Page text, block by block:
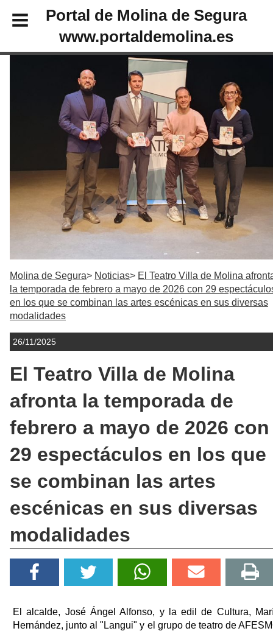
Portal de Molina de Segura
www.portaldemolina.es
Molina de Segura Noticias
El Teatro Villa de Molina
la temporada de febrero a mayo de 2026 con 29
en los que se combinan las artes escénicas en sus diversas
modalidades
26/11/2025
El Teatro Villa de Molina
afronta la temporada de
febrero a mayo de 2026 con
29 espectáculos en los que
se combinan las artes
escénicas en sus diversas
modalidades
El alcalde, José Ángel Alfonso, y la edil de Cultura,
Hernández, junto al "Langui" y el grupo de teatro de